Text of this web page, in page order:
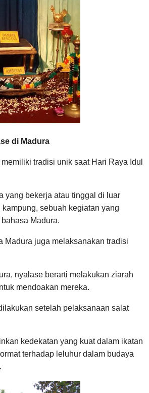
di Madura
tradisi unik saat Hari Raya Idul
yang bekerja atau tinggal di luar
sebuah kegiatan yang
Madura.
Madura juga melaksanakan tradisi
nyalase berarti melakukan ziarah
mendoakan mereka.
setelah pelaksanaan salat
kedekatan yang kuat dalam ikatan
terhadap leluhur dalam budaya